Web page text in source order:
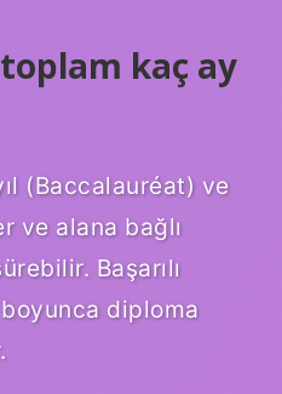
kaç ay
(Baccalauréat) ve
ve alana bağlı
Başarılı
diploma